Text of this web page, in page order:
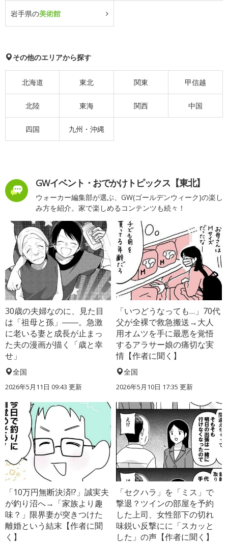
岩手県の美術館
その他のエリアから探す
北海道 東北 関東 甲信越
北陸 東海 関西 中国
四国 九州・沖縄
GWイベント・おでかけトピックス【東北】
ウォーカー編集部が選ぶ、GW(ゴールデンウィーク)の楽し
み方を紹介。家で楽しめるコンテンツも続々！
30歳の夫婦なのに、見た目
は「祖母と孫」――。急激
に老いる妻と成長が止まっ
た夫の漫画が描く「歳と幸
せ」
全国
2026年5月11日 09:43 更新
「いつどうなっても…」70代
父が全裸で救急搬送→大人
用オムツを手に最悪を覚悟
するアラサー娘の痛切な実
情【作者に聞く】
全国
2026年5月10日 17:35 更新
「10万円無断決済!?」誠実夫
が釣り沼へ→「家族より趣
味？」限界妻が突きつけた
離婚という結末【作者に聞
く】
「セクハラ」を「ミス」で
撃退？ツインの部屋を予約
した上司、女性部下の切れ
味鋭い反撃にに「スカッと
した」の声【作者に聞く】